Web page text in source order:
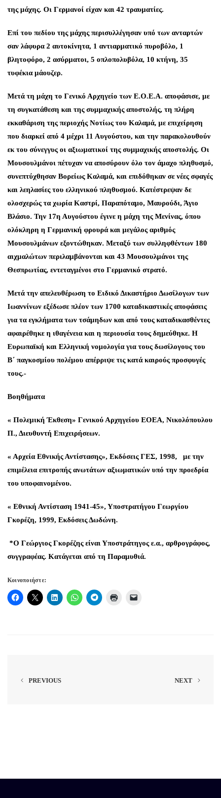
της μάχης. Οι Γερμανοί είχαν και 42 τραυματίες.
Επί του πεδίου της μάχης περισυλλέγησαν υπό των ανταρτών
σαν λάφυρα 2 αυτοκίνητα, 1 αντιαρματικό πυροβόλο, 1
βλητοφόρο, 2 ασύρματοι, 5 οπλοπολυβόλα, 10 κτήνη, 35
τυφέκια μάουζερ.
Μετά τη μάχη το Γενικό Αρχηγείο των Ε.Ο.Ε.Α. αποφάσισε, με
τη συγκατάθεση και της συμμαχικής αποστολής, τη πλήρη
εκκαθάριση της περιοχής Νοτίως του Καλαμά, με επιχείρηση
που διαρκεί από 4 μέχρι 11 Αυγούστου, και την παρακολουθούν
εκ του σύνεγγυς οι αξιωματικοί της συμμαχικής αποστολής. Οι
Μουσουλμάνοι πέτυχαν να αποσύρουν όλο τον άμαχο πληθυσμό,
συνεπτύχθησαν Βορείως Καλαμά, και επιδόθηκαν σε νέες σφαγές
και λεηλασίες του ελληνικού πληθυσμού. Κατέστρεψαν δε
ολοσχερώς τα χωρία Καστρί, Παραπόταμο, Μαυρούδι, Άγιο
Βλάσιο. Την 17η Αυγούστου έγινε η μάχη της Μενίνας, όπου
ολόκληρη η Γερμανική φρουρά και μεγάλος αριθμός
Μουσουλμάνων εξοντώθηκαν. Μεταξύ των συλληφθέντων 180
αιχμαλώτων περιλαμβάνονται και 43 Μουσουλμάνοι της
Θεσπρωτίας, εντεταγμένοι στο Γερμανικό στρατό.
Μετά την απελευθέρωση το Ειδικό Δικαστήριο Δωσίλογων των
Ιωαννίνων εξέδωσε πλέον των 1700 καταδικαστικές αποφάσεις
για τα εγκλήματα των τσάμηδων και από τους καταδικασθέντες
αφαιρέθηκε η ιθαγένεια και η περιουσία τους δημεύθηκε. Η
Ευρωπαϊκή και Ελληνική νομολογία για τους δωσίλογους του
Β΄ παγκοσμίου πολέμου απέρριψε τις κατά καιρούς προσφυγές
τους.-
Βοηθήματα
« Πολεμική Έκθεση» Γενικού Αρχηγείου ΕΟΕΑ, Νικολόπουλου
Π., Διευθυντή Επιχειρήσεων.
« Αρχεία Εθνικής Αντίστασης», Εκδόσεις ΓΕΣ, 1998, με την
επιμέλεια επιτροπής ανωτάτων αξιωματικών υπό την προεδρία
του υποφαινομένου.
« Εθνική Αντίσταση 1941-45», Υποστρατήγου Γεωργίου
Γκορέζη, 1999, Εκδόσεις Δωδώνη.
*Ο Γεώργιος Γκορέζης είναι Υποστράτηγος ε.α., αρθρογράφος,
συγγραφέας. Κατάγεται από τη Παραμυθιά.
Κοινοποιήστε:
PREVIOUS NEXT